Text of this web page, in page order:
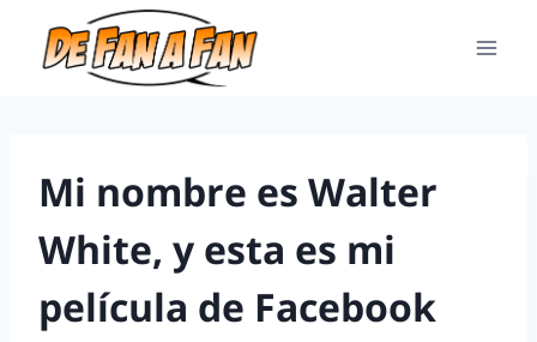
Mi nombre es Walter
White, y esta es mi
película de Facebook